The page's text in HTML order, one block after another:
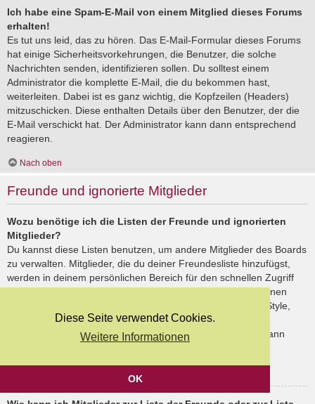
Diese Seite verwendet Cookies.
Weitere Informationen
OK
Ich habe eine Spam-E-Mail von einem Mitglied dieses Forums
erhalten!
Es tut uns leid, das zu hören. Das E-Mail-Formular dieses Forums
hat einige Sicherheitsvorkehrungen, die Benutzer, die solche
Nachrichten senden, identifizieren sollen. Du solltest einem
Administrator die komplette E-Mail, die du bekommen hast,
weiterleiten. Dabei ist es ganz wichtig, die Kopfzeilen (Headers)
mitzuschicken. Diese enthalten Details über den Benutzer, der die
E-Mail verschickt hat. Der Administrator kann dann entsprechend
reagieren.
Nach oben
Freunde und ignorierte Mitglieder
Wozu benötige ich die Listen der Freunde und ignorierten
Mitglieder?
Du kannst diese Listen benutzen, um andere Mitglieder des Boards
zu verwalten. Mitglieder, die du deiner Freundesliste hinzufügst,
werden in deinem persönlichen Bereich für den schnellen Zugriff
aufgelistet. Du siehst dort deren Onlinestatus und kannst ihnen
schnell eine Private Nachricht senden. Abhängig von dem Style,
den du verwendest, können Beiträge deiner Freunde auch
hervorgehoben sein. Wenn du einen Benutzer ignorierst, dann